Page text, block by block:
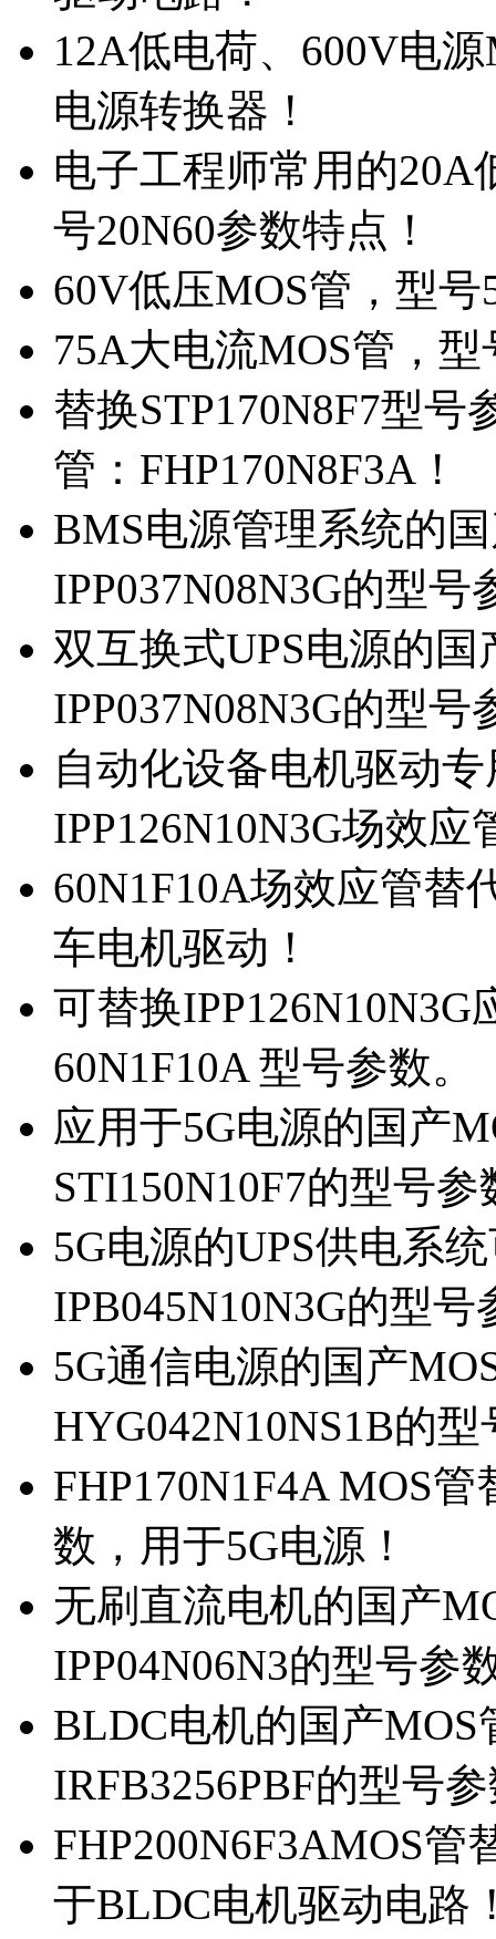
12A低电荷、600V电
电源转换器！
电子工程师常用的20A
号20N60参数特点！
60V低压MOS管，型
75A大电流MOS管，
替换STP170N8F7型
管：FHP170N8F3A！
BMS电源管理系统的
IPP037N08N3G的型号
双互换式UPS电源的
IPP037N08N3G的型号
自动化设备电机驱动
IPP126N10N3G场效应
60N1F10A场效应管替
车电机驱动！
可替换
60N1F10A 型号参数。
应用于5G电源的国产
STI150N10F7的型号参
5G电源的UPS供电系
IPB045N10N3G的型号
5G通信电源的国产
HYG042N10NS1B的
FHP170N1F4A MOS
数，用于5G电源！
无刷直流电机的国产
IPP04N06N3的型号参
BLDC电机的国产MOS
IRFB3256PBF的型号
FHP200N6F3AMOS管
于BLDC电机驱动电路